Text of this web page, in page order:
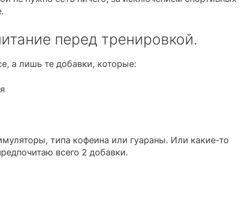
перед тренировкой.
а лишь те добавки, которые:
типа кофеина или гуараны. Или какие-то
всего 2 добавки.